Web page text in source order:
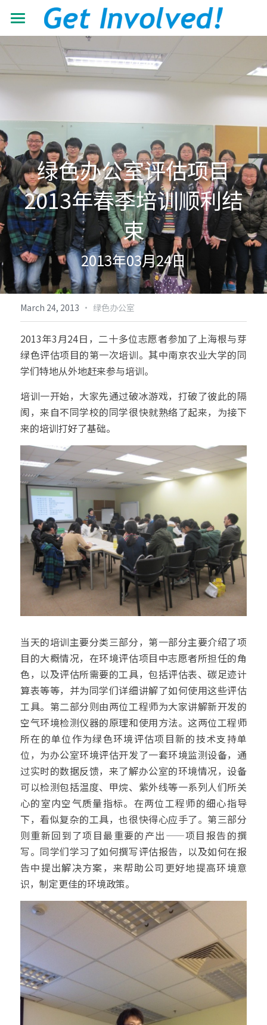
首页
关于我们
了解根与芽
认识珍·古道尔
共建伙伴
加入我们
工作领域
抵御荒漠化
可持续发展教育
有机生态教育
低碳节能倡导
营造可持续生活
助力儿童成长
倡导生物多样性
更多
最新动态
青年力量
志愿者+
学校小组
资源中心
机构年报
教材教程
影像资料
搜索
中文
中文
English
绿色办公室评估项目
2013年春季培训顺利结
束
2013年03月24日
March 24, 2013 · 绿色办公室
2013年3月24日，二十多位志愿者参加了上海根与芽
绿色评估项目的第一次培训。其中南京农业大学的同
学们特地从外地赶来参与培训。
培训一开始，大家先通过破冰游戏，打破了彼此的隔
阂，来自不同学校的同学很快就熟络了起来，为接下
来的培训打好了基础。
当天的培训主要分类三部分，第一部分主要介绍了项
目的大概情况，在环境评估项目中志愿者所担任的角
色，以及评估所需要的工具，包括评估表、碳足迹计
算表等等，并为同学们详细讲解了如何使用这些评估
工具。第二部分则由两位工程师为大家讲解新开发的
空气环境检测仪器的原理和使用方法。这两位工程师
所在的单位作为绿色环境评估项目新的技术支持单
位，为办公室环境评估开发了一套环境监测设备，通
过实时的数据反馈，来了解办公室的环境情况，设备
可以检测包括温度、甲烷、紫外线等一系列人们所关
心的室内空气质量指标。在两位工程师的细心指导
下，看似复杂的工具，也很快得心应手了。第三部分
则重新回到了项目最重要的产出——项目报告的撰
写。同学们学习了如何撰写评估报告，以及如何在报
告中提出解决方案，来帮助公司更好地提高环境意
识，制定更佳的环境政策。